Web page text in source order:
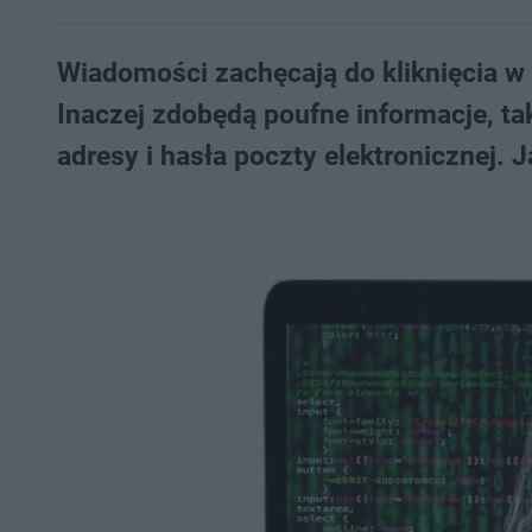
Wiadomości zachęcają do kliknięcia
Inaczej zdobędą poufne informacje,
adresy i hasła poczty elektronicznej.